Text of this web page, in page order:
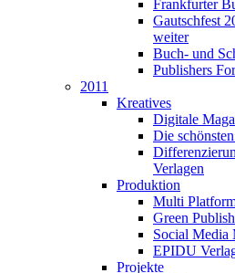
Frankfurter
Gautschfest
weiter
Buch- und
Publishers
2011
Kreatives
Digitale
Die
Verlagen
Produktion
Multi
Green
Social Media
EPIDU
Projekte